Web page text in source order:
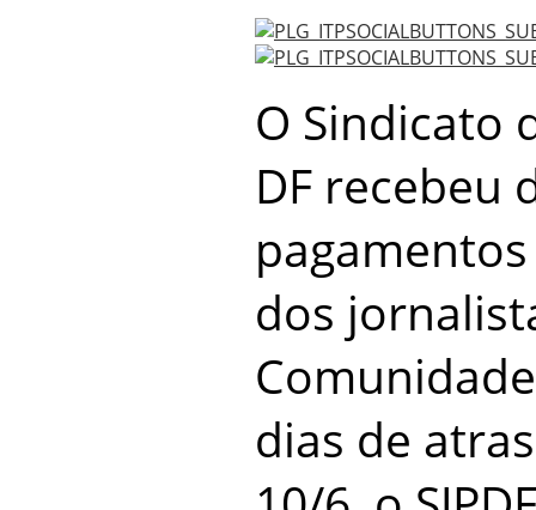
O Sindicato
DF recebeu
dos
dias de